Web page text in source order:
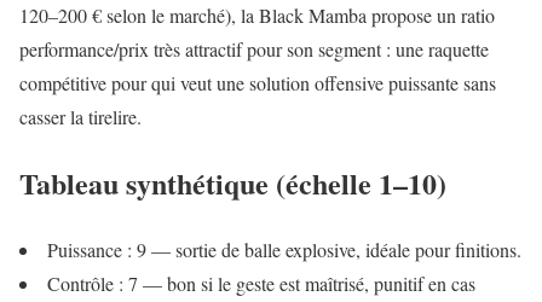
120–200 € selon le marché), la Black Mamba propose un ratio
performance/prix très attractif pour son segment : une raquette
compétitive pour qui veut une solution offensive puissante sans
casser la tirelire.
Tableau synthétique (échelle 1–10)
Puissance : 9 — sortie de balle explosive, idéale pour finitions.
Contrôle : 7 — bon si le geste est maîtrisé, punitif en cas